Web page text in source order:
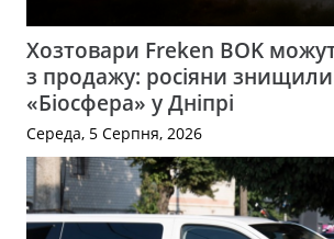
Хозтовари Freken BOK
з продажу: росіяни
«Біосфера» у Дніпрі
Середа, 5 Серпня, 2026